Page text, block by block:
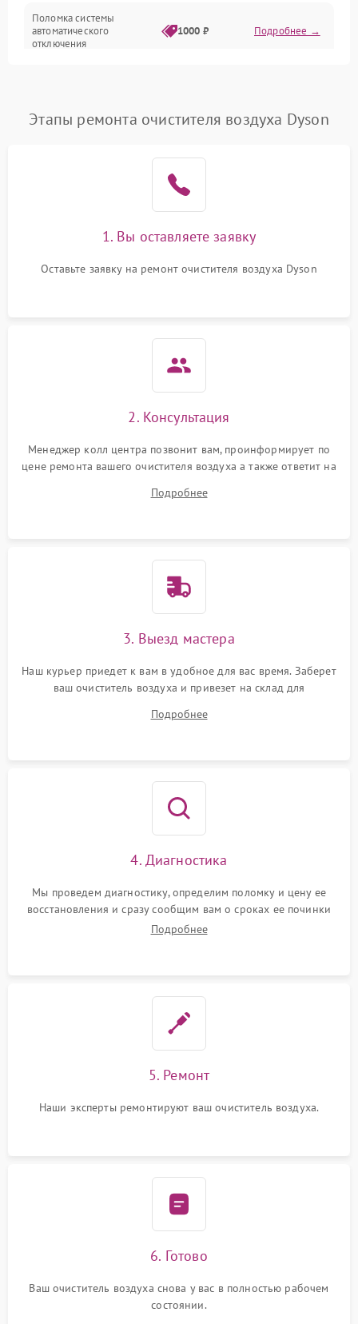
Поломка системы
автоматического
отключения
1000 ₽ Подробнее →
1000 ₽
1000 ₽
Неисправность системы
1000 ₽ Подробнее →
Поломка системы защиты
1000 ₽
Этапы ремонта очистителя воздуха Dyson
1. Вы оставляете заявку
Оставьте заявку на ремонт очистителя воздуха Dyson
2. Консультация
Менеджер колл центра позвонит вам, проинформирует по
цене ремонта вашего очистителя воздуха а также ответит на
Подробнее
3. Выезд мастера
Наш курьер приедет к вам в удобное для вас время. Заберет
ваш очиститель воздуха и привезет на склад для
Подробнее
4. Диагностика
Мы проведем диагностику, определим поломку и цену ее
восстановления и сразу сообщим вам о сроках ее починки
Подробнее
5. Ремонт
Наши эксперты ремонтируют ваш очиститель воздуха.
6. Готово
Ваш очиститель воздуха снова у вас в полностью рабочем
состоянии.